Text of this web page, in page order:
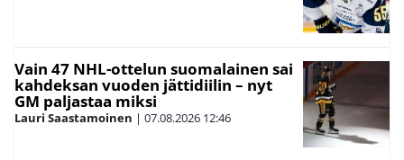
Vain 47 NHL-ottelun suomalainen sai
kahdeksan vuoden jättidiilin – nyt
GM paljastaa miksi
Lauri Saastamoinen | 07.08.2026 12:46